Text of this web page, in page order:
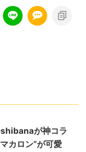
が神コラ
カロン”が可愛